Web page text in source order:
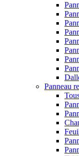
Panneau